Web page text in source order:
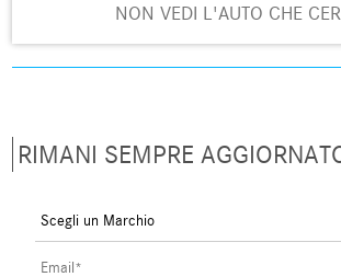
NON VEDI L'AUTO CHE
RIMANI SEMPRE